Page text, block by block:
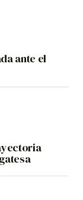
ante el